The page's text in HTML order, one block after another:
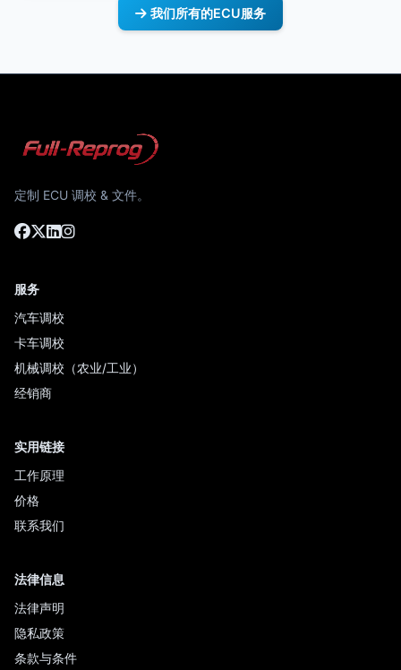
我们所有的ECU服务
定制 ECU 调校 & 文件。
服务
汽车调校
卡车调校
机械调校（农业/工业）
经销商
实用链接
工作原理
价格
联系我们
法律信息
法律声明
隐私政策
条款与条件